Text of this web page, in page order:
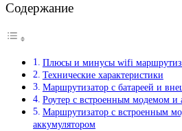
Содержание
Плюсы и минусы wifi
Технические характеристики
Маршрутизатор с батареей и
Роутер с встроенным модемом и
Маршрутизатор с встроенным
аккумулятором